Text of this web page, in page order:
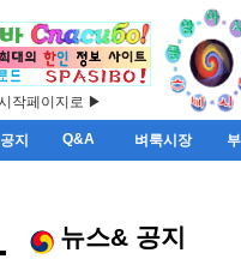
작페이지로 ▶
지 Q&A 벼룩시장
뉴스& 공지